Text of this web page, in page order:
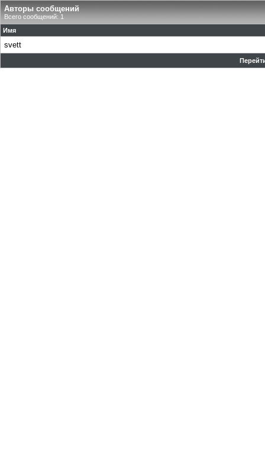
Авторы сообщений
Всего сообщений: 1
Имя
svett